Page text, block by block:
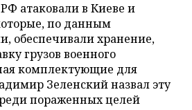
атаковали в Киеве и
по данным
обеспечивали хранение,
грузов военного
комплектующие для
Зеленский назвал эту
пораженных целей